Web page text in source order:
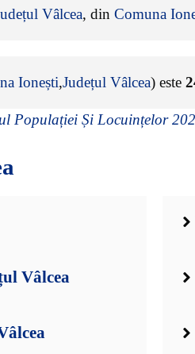
Vâlcea, din Comuna
Ionești,Județul Vâlcea) este
Populației Și Locuințelor
Vâlcea